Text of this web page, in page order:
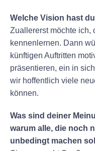
Welche Vision hast
Zuallererst möchte ich,
kennenlernen. Dann
künftigen Auftritten
präsentieren, ein in
wir hoffentlich viele
können.
Was sind deiner
warum alle, die noch
unbedingt machen